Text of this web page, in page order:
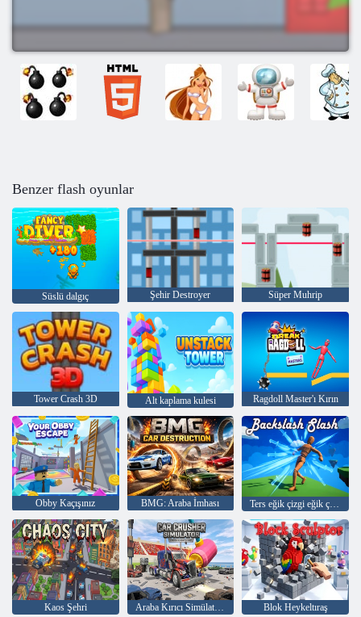
Benzer flash oyunlar
Süslü dalgıç Şehir Destroyer Süper Muhrip
Tower Crash 3D Alt kaplama kulesi Ragdoll Master'ı Kırın
Obby Kaçışınız BMG: Araba İmhası Ters eğik çizgi eğik çizgi
Kaos Şehri Araba Kırıcı Simülatörü Blok Heykeltıraş